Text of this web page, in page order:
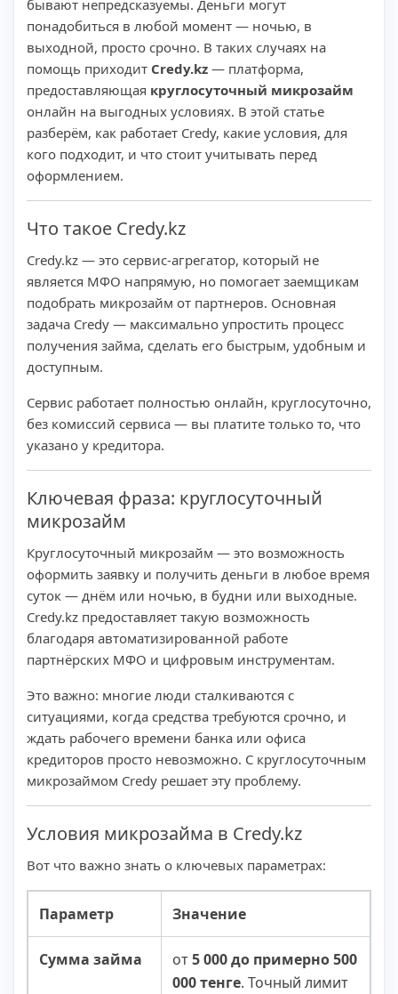
бывают непредсказуемы. Деньги могут
понадобиться в любой момент — ночью, в
выходной, просто срочно. В таких случаях на
помощь приходит Credy.kz — платформа,
предоставляющая круглосуточный микрозайм
онлайн на выгодных условиях. В этой статье
разберём, как работает Credy, какие условия, для
кого подходит, и что стоит учитывать перед
оформлением.
Что такое Credy.kz
Credy.kz — это сервис-агрегатор, который не
является МФО напрямую, но помогает заемщикам
подобрать микрозайм от партнеров. Основная
задача Credy — максимально упростить процесс
получения займа, сделать его быстрым, удобным и
доступным.
Сервис работает полностью онлайн, круглосуточно,
без комиссий сервиса — вы платите только то, что
указано у кредитора.
Ключевая фраза: круглосуточный
микрозайм
Круглосуточный микрозайм — это возможность
оформить заявку и получить деньги в любое время
суток — днём или ночью, в будни или выходные.
Credy.kz предоставляет такую возможность
благодаря автоматизированной работе
партнёрских МФО и цифровым инструментам.
Это важно: многие люди сталкиваются с
ситуациями, когда средства требуются срочно, и
ждать рабочего времени банка или офиса
кредиторов просто невозможно. С круглосуточным
микрозаймом Credy решает эту проблему.
Условия микрозайма в Credy.kz
Вот что важно знать о ключевых параметрах:
Параметр Значение
Сумма займа от5 000 до примерно 500
000 тенге. Точный лимит